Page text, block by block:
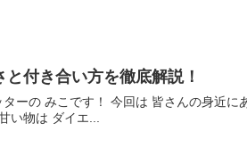
付き合い方を徹底解説！
ーの みこです！ 今回は 皆さんの身近に
い物は ダイエ...